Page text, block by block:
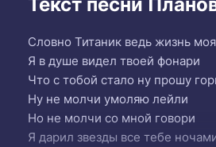
Словно Титаник ведь жизнь
Я в душе видел твоей фонари
Что с тобой стало ну прошу
Ну не молчи умоляю лейли
Но не молчи со мной говори
Я дарил звезды все тебе